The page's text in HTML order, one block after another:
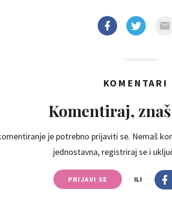
KOMENTARI
Komentiraj,
je potrebno prijaviti se. Nemaš
jednostavna, registriraj se i
PRIJAVI SE ILI